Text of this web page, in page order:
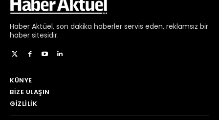
Haber Aktüel, son dakika haberler servis eden, reklamsız bir
haber sitesidir.
KÜNYE
BIZE ULAŞIN
GIZLILIK